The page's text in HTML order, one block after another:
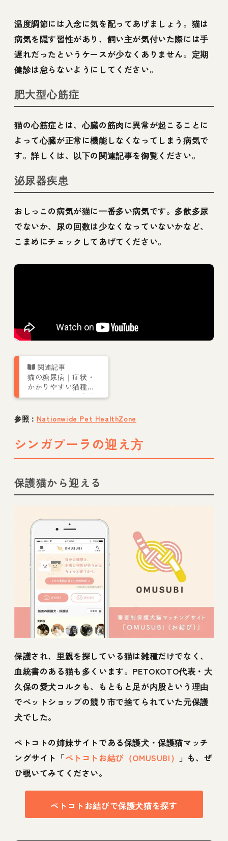
温度調節には入念に気を配ってあげましょう。猫は
病気を隠す習性があり、飼い主が気付いた際には手
遅れだったというケースが少なくありません。定期
健診は怠らないようにしてください。
肥大型心筋症
猫の心筋症とは、心臓の筋肉に異常が起こることに
よって心臓が正常に機能しなくなってしまう病気で
す。詳しくは、以下の関連記事を御覧ください。
泌尿器疾患
おしっこの病気が猫に一番多い病気です。多飲多尿
でないか、尿の回数は少なくなっていないかなど、
こまめにチェックしてあげてください。
猫の糖尿病｜症状・
かかりやすい猫種や
年代・原因・治療法
説
参照： Nationwide Pet HealthZone
シンガプーラの迎え方
保護猫から迎える
保護され、里親を探している猫は雑種だけでなく、
血統書のある猫も多くいます。PETOKOTO代表・大
久保の愛犬コルクも、もともと足が内股という理由
でペットショップの競り市で捨てられていた元保護
犬でした。
ペトコトの姉妹サイトである保護犬・保護猫マッチ
ングサイト「ペトコトお結び（OMUSUBI） 」も、ぜ
ひ覗いてみてください。
ペトコトお結びで保護犬猫を探す